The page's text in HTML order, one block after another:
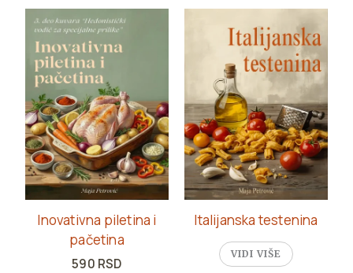
Inovativna piletina i
pačetina
590 RSD
Italijanska testenina
VIDI VIŠE